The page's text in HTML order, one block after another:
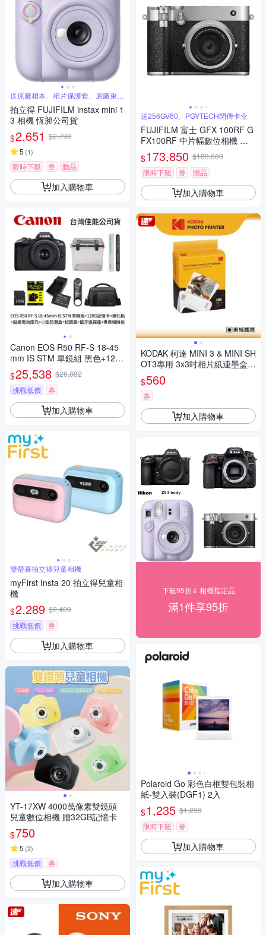
送原廠相本、相片保護套、原廠束口
袋
拍立得 FUJIFILM instax mini 1
3 相機 恆昶公司貨
$2,651 $2,790
5 (1)
限時下殺 券 贈品
加入購物車
Canon EOS R50 RF-S 18-45
mm IS STM 單鏡組 黑色+128
G記憶卡+鋼化貼+LPE17副廠
電池座充+小型防潮盒+SL-1拭
鏡筆+藍牙遙控器+專業相機包
(公司貨)
$25,538 $26,882
挑戰低價
券
加入購物車
雙螢幕拍立得兒童相機
myFirst Insta 20 拍立得兒童相
機
$2,289 $2,409
挑戰低價
券
加入購物車
YT-17XW 4000萬像素雙鏡頭
兒童數位相機 贈32GB記憶卡
$750
5 (2)
挑戰低價 券
加入購物車
送256GV60、PGYTECH閃傳卡盒
FUJIFILM 富士 GFX 100RF G
FX100RF 中片幅數位相機 公
司貨
$173,850 $183,000
限時下殺
券 贈品
加入購物車
KODAK 柯達 MINI 3 & MINI SH
OT3專用 3x3吋相片紙連墨盒(3
0張) 公司貨
$560
券
加入購物車
下殺95折⇓ 相機指定品
滿1件享95折
Polaroid Go 彩色白框雙包裝相
紙-雙入裝(DGF1) 2入
$1,235 $1,299
限時下殺
券
加入購物車